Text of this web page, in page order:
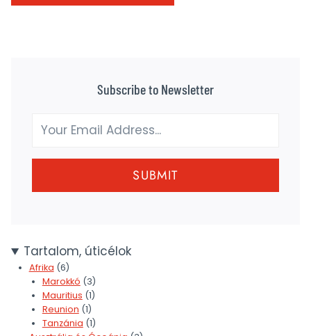
Subscribe to Newsletter
SUBMIT
Tartalom, úticélok
Afrika (6)
Marokkó (3)
Mauritius (1)
Reunion (1)
Tanzánia (1)